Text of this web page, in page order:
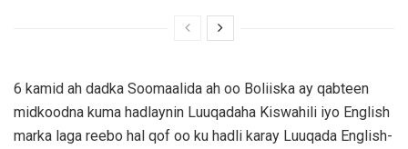
6 kamid ah dadka Soomaalida ah oo Boliiska ay qabteen
midkoodna kuma hadlaynin Luuqadaha Kiswahili iyo English
marka laga reebo hal qof oo ku hadli karay Luuqada English-